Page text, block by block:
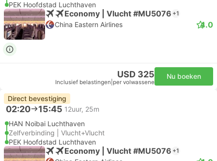
PEK Hoofdstad Luchthaven
Economy | Vlucht #MU5076 +1
China Eastern Airlines 4.0
USD 325
Inclusief belastingen per volwassene
Nu boeken
Direct bevestiging
02:20 15:45 12uur, 25m
HAN Noibai Luchthaven
Zelfverbinding | Vlucht+Vlucht
PEK Hoofdstad Luchthaven
Economy | Vlucht #MU5076 +1